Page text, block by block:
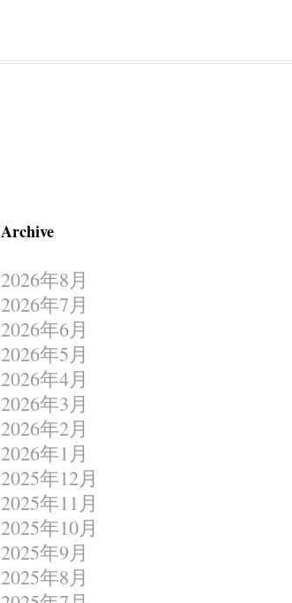
Archive
2026年8月
2026年7月
2026年6月
2026年5月
2026年4月
2026年3月
2026年2月
2026年1月
2025年12月
2025年11月
2025年10月
2025年9月
2025年8月